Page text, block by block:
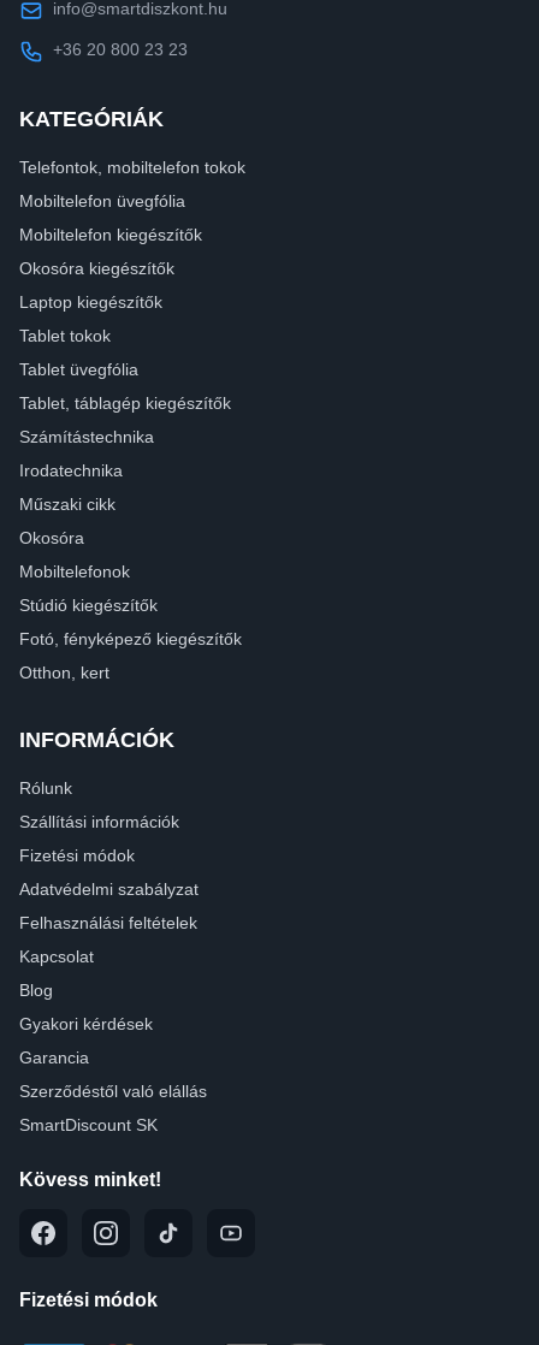
info@smartdiszkont.hu
+36 20 800 23 23
KATEGÓRIÁK
Telefontok, mobiltelefon tokok
Mobiltelefon üvegfólia
Mobiltelefon kiegészítők
Okosóra kiegészítők
Laptop kiegészítők
Tablet tokok
Tablet üvegfólia
Tablet, táblagép kiegészítők
Számítástechnika
Irodatechnika
Műszaki cikk
Okosóra
Mobiltelefonok
Stúdió kiegészítők
Fotó, fényképező kiegészítők
Otthon, kert
INFORMÁCIÓK
Rólunk
Szállítási információk
Fizetési módok
Adatvédelmi szabályzat
Felhasználási feltételek
Kapcsolat
Blog
Gyakori kérdések
Garancia
Szerződéstől való elállás
SmartDiscount SK
Kövess minket!
Fizetési módok